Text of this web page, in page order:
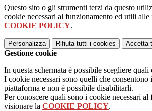
Questo sito o gli strumenti terzi da questo
cookie necessari al funzionamento ed utili
COOKIE POLICY.
Personalizza Rifiuta tutti i cookies Accetta
Gestione cookie
In questa schermata è possibile scegliere
I cookie necessari sono quelli che
piattaforma e non è possibile disabilitarli.
Per conoscere quali sono i cookie necessari
visionare la COOKIE POLICY.